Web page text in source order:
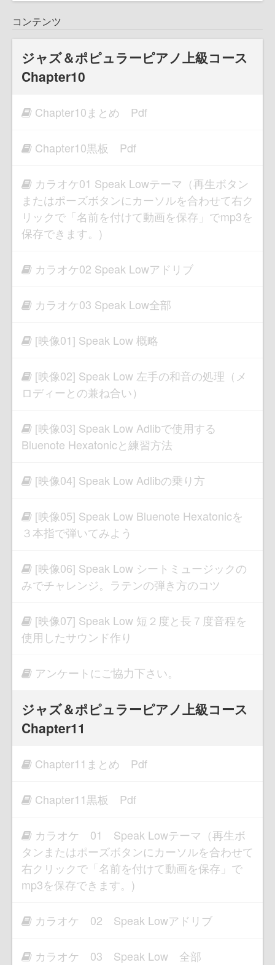
コンテンツ
ジャズ＆ポピュラーピアノ上級コース
Chapter10
Chapter10まとめ Pdf
Chapter10黒板 Pdf
カラオケ01 Speak Lowテーマ（再生ボタン
またはポーズボタンにカーソルを合わせて右ク
リックで「名前を付けて動画を保存」でmp3を
保存できます。)
カラオケ02 Speak Lowアドリブ
カラオケ03 Speak Low全部
[映像01] Speak Low 概略
[映像02] Speak Low 左手の和音の処理（メ
ロディーとの兼ね合い）
[映像03] Speak Low Adlibで使用する
Bluenote Hexatonicと練習方法
[映像04] Speak Low Adlibの乗り方
[映像05] Speak Low Bluenote Hexatonicを
３本指で弾いてみよう
[映像06] Speak Low シートミュージックの
みでチャレンジ。ラテンの弾き方のコツ
[映像07] Speak Low 短２度と長７度音程を
使用したサウンド作り
アンケートにご協力下さい。
ジャズ＆ポピュラーピアノ上級コース
Chapter11
Chapter11まとめ Pdf
Chapter11黒板 Pdf
カラオケ 01 Speak Lowテーマ（再生ボ
タンまたはポーズボタンにカーソルを合わせて
右クリックで「名前を付けて動画を保存」で
mp3を保存できます。)
カラオケ 02 Speak Lowアドリブ
カラオケ 03 Speak Low 全部